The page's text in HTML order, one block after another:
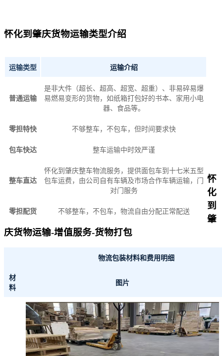
怀化到肇庆货物运输类型介绍
运输类型 运输介绍
普通运输
是非大件（超长、超高、超宽、超重）、非易碎易爆
易燃易变形的货物，如纸箱打包好的书本、家用小电
器、食品等。
零担特快 不够整车，不包车，但时间要求快
包车快达 整车运输中时效严谨
整车直达
怀化到肇庆整车物流服务，提供面包车到十七米五型
包车运费，由公司自有车辆及市场合作车辆运输，门
对门服务
零担配货 不够整车，不包车，物流自由分配正常配送
怀
化
到
肇
庆货物运输-增值服务-货物打包
物流包装材料和费用明细
材
料
图片